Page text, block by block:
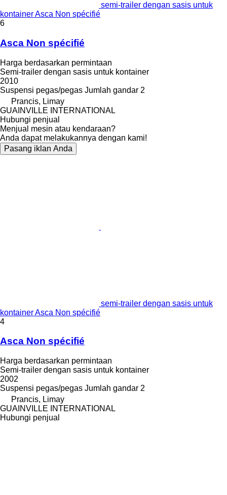
semi-trailer dengan sasis untuk
kontainer Asca Non spécifié
6
Asca Non spécifié
Harga berdasarkan permintaan
Semi-trailer dengan sasis untuk kontainer
2010
Suspensi pegas/pegas Jumlah gandar 2
Prancis, Limay
GUAINVILLE INTERNATIONAL
Hubungi penjual
Menjual mesin atau kendaraan?
Anda dapat melakukannya dengan kami!
Pasang iklan Anda
semi-trailer dengan sasis untuk
kontainer Asca Non spécifié
4
Asca Non spécifié
Harga berdasarkan permintaan
Semi-trailer dengan sasis untuk kontainer
2002
Suspensi pegas/pegas Jumlah gandar 2
Prancis, Limay
GUAINVILLE INTERNATIONAL
Hubungi penjual